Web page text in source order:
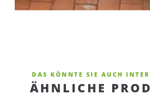
DAS KÖNNTE SIE AUCH
ÄHNLICHE